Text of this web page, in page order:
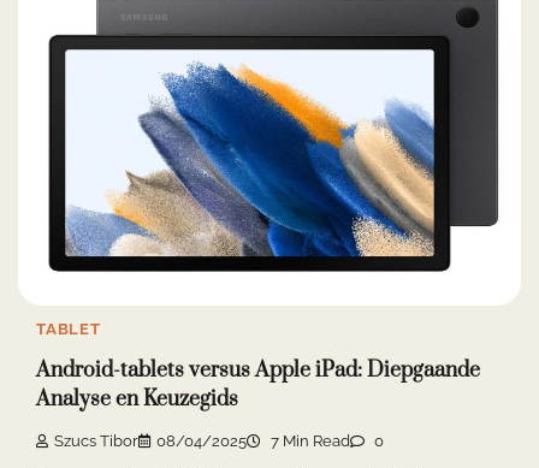
TABLET
Android-tablets versus Apple iPad: Diepgaande
Analyse en Keuzegids
Szucs Tibor 08/04/2025 7 Min Read 0